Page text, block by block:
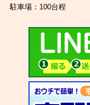
駐車場：100台程